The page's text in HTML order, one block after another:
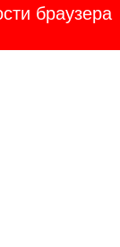
браузера